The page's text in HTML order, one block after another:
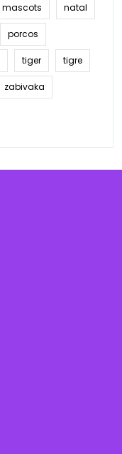
mascots natal
porcos
tiger tigre
zabivaka